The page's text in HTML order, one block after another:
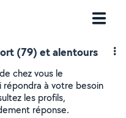
(79) et alentours
chez vous le
répondra à votre besoin
les profils,
réponse.